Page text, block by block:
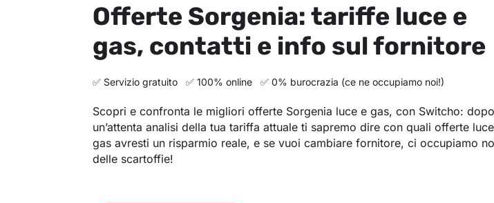
Offerte Sorgenia: tariffe luce e
gas, contatti e info sul fornitore
✅ Servizio gratuito ✅ 100% online ✅ 0% burocrazia (ce ne occupiamo noi!)
Scopri e confronta le migliori offerte Sorgenia luce e gas, con Switcho: dopo
un’attenta analisi della tua tariffa attuale ti sapremo dire con quali offerte
gas avresti un risparmio reale, e se vuoi cambiare fornitore, ci occupiamo
delle scartoffie!